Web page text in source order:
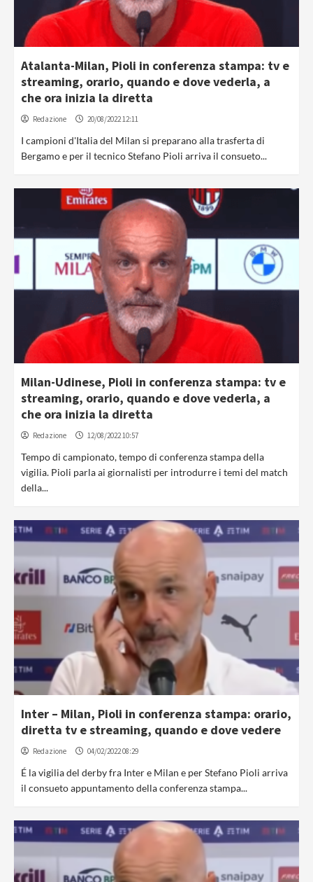
Atalanta-Milan, Pioli in conferenza stampa: tv e
streaming, orario, quando e dove vederla, a
che ora inizia la diretta
Redazione 20/08/2022 12:11
I campioni d'Italia del Milan si preparano alla trasferta di
Bergamo e per il tecnico Stefano Pioli arriva il consueto...
Milan-Udinese, Pioli in conferenza stampa: tv e
streaming, orario, quando e dove vederla, a
che ora inizia la diretta
Redazione 12/08/2022 10:57
Tempo di campionato, tempo di conferenza stampa della
vigilia. Pioli parla ai giornalisti per introdurre i temi del match
della...
Inter – Milan, Pioli in conferenza stampa: orario,
diretta tv e streaming, quando e dove vedere
Redazione 04/02/2022 08:29
É la vigilia del derby fra Inter e Milan e per Stefano Pioli arriva
il consueto appuntamento della conferenza stampa...